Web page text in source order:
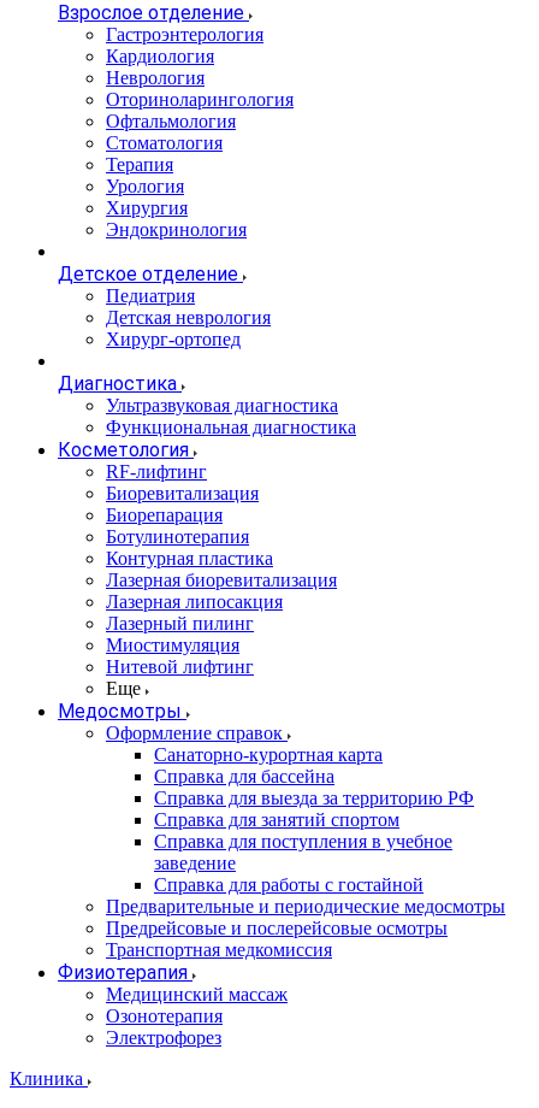
Взрослое отделение
Гастроэнтерология
Кардиология
Неврология
Оториноларингология
Офтальмология
Стоматология
Терапия
Урология
Хирургия
Эндокринология
Детское отделение
Педиатрия
Детская неврология
Хирург-ортопед
Диагностика
Ультразвуковая диагностика
Функциональная диагностика
Косметология
RF-лифтинг
Биоревитализация
Биорепарация
Ботулинотерапия
Контурная пластика
Лазерная биоревитализация
Лазерная липосакция
Лазерный пилинг
Миостимуляция
Нитевой лифтинг
Еще
Медосмотры
Оформление справок
Санаторно-курортная карта
Справка для бассейна
Справка для выезда за территорию РФ
Справка для занятий спортом
Справка для поступления в учебное
заведение
Справка для работы с гостайной
Предварительные и периодические медосмотры
Предрейсовые и послерейсовые осмотры
Транспортная медкомиссия
Физиотерапия
Медицинский массаж
Озонотерапия
Электрофорез
Клиника